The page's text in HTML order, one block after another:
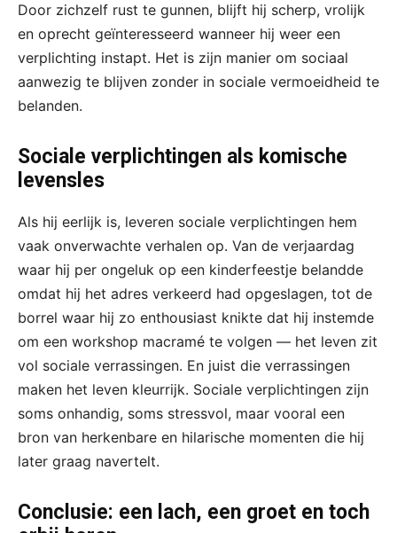
Door zichzelf rust te gunnen, blijft hij scherp, vrolijk
en oprecht geïnteresseerd wanneer hij weer een
verplichting instapt. Het is zijn manier om sociaal
aanwezig te blijven zonder in sociale vermoeidheid te
belanden.
Sociale verplichtingen als komische
levensles
Als hij eerlijk is, leveren sociale verplichtingen hem
vaak onverwachte verhalen op. Van de verjaardag
waar hij per ongeluk op een kinderfeestje belandde
omdat hij het adres verkeerd had opgeslagen, tot de
borrel waar hij zo enthousiast knikte dat hij instemde
om een workshop macramé te volgen — het leven zit
vol sociale verrassingen. En juist die verrassingen
maken het leven kleurrijk. Sociale verplichtingen zijn
soms onhandig, soms stressvol, maar vooral een
bron van herkenbare en hilarische momenten die hij
later graag navertelt.
Conclusie: een lach, een groet en toch